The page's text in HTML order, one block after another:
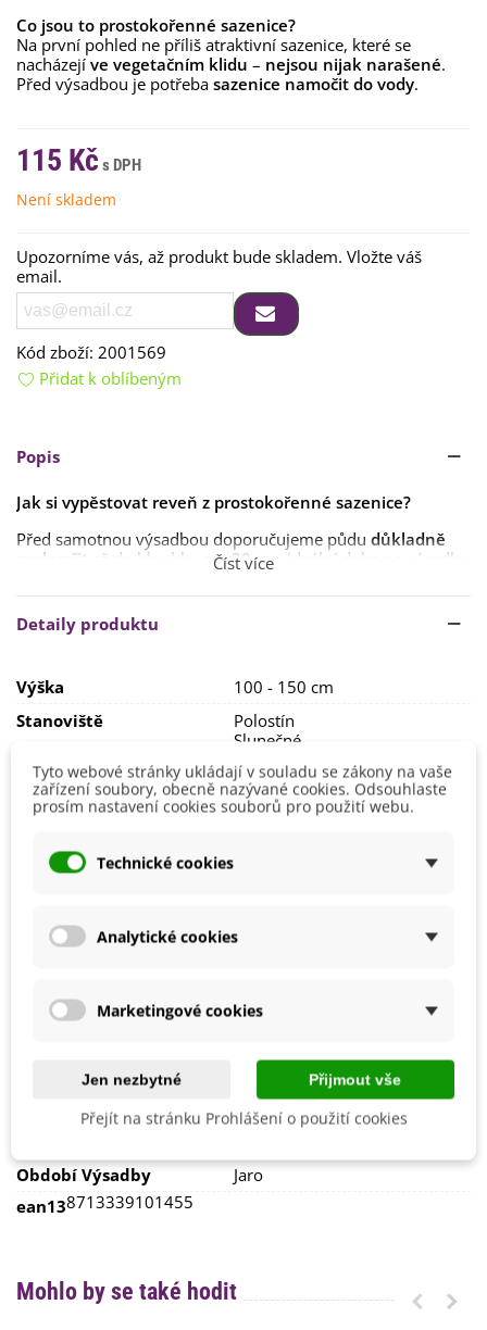
Co jsou to prostokořenné sazenice?
Na první pohled ne příliš atraktivní sazenice, které se
nacházejí ve vegetačním klidu – nejsou nijak narašené.
Před výsadbou je potřeba sazenice namočit do vody.
115 Kč
Není skladem
Upozorníme vás, až produkt bude skladem. Vložte váš
email.
Kód zboží: 2001569
Přidat k oblíbeným
Popis
Jak si vypěstovat reveň z prostokořenné sazenice?
Před samotnou výsadbou doporučujeme půdu důkladně
prokypřit
až do hloubky cca 30 cm
. Ideální doba na výsadbu
Stanoviště vybereme
vysazujemedo hloubky
Doporučujeme rebarboru
hnojit.
Číst více
Detaily produktu
Výška
100 - 150 cm
Stanoviště
Polostín
Slunečné
Barva Květů
Bílá
Doba Kvetení
Červen
Výsadba
Možnosti Pěstování
Venku
Výrobce
SemenaOnline
Červen
Květen
Období Výsadby
Jaro
ean138713339101455
Mohlo by se také hodit
Tyto webové stránky ukládají v souladu se zákony na vaše
zařízení soubory, obecně nazývané cookies. Odsouhlaste
prosím nastavení cookies souborů pro použití webu.
Technické cookies
Analytické cookies
Marketingové cookies
Jen nezbytné Přijmout vše
Přejít na stránku Prohlášení o použití cookies